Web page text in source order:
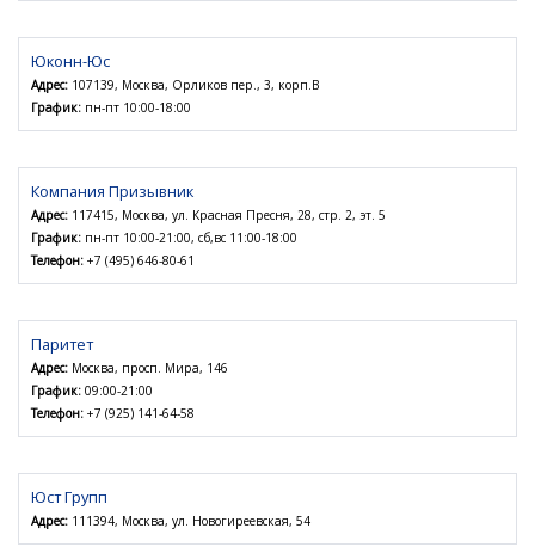
Юконн-Юс
Адрес: 107139, Москва, Орликов пер., 3, корп.В
График: пн-пт 10:00-18:00
Компания Призывник
Адрес: 117415, Москва, ул. Красная Пресня, 28, стр. 2, эт. 5
График: пн-пт 10:00-21:00, сб,вс 11:00-18:00
Телефон: +7 (495) 646-80-61
Паритет
Адрес: Москва, просп. Мира, 146
График: 09:00-21:00
Телефон: +7 (925) 141-64-58
Юст Групп
Адрес: 111394, Москва, ул. Новогиреевская, 54